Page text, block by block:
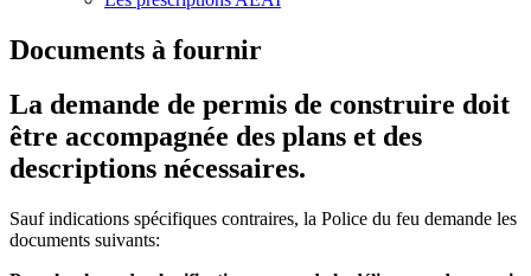
Documents à fournir
La demande de permis de construire doit
être accompagnée des plans et des
descriptions nécessaires.
Sauf indications spécifiques contraires, la Police du feu demande les
documents suivants: